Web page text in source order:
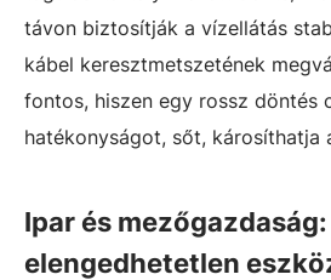
távon biztosítják a vízellátás
kábel keresztmetszetének
fontos, hiszen egy rossz döntés
hatékonyságot, sőt, károsíthatja
Ipar és mezőgazdaság:
elengedhetetlen